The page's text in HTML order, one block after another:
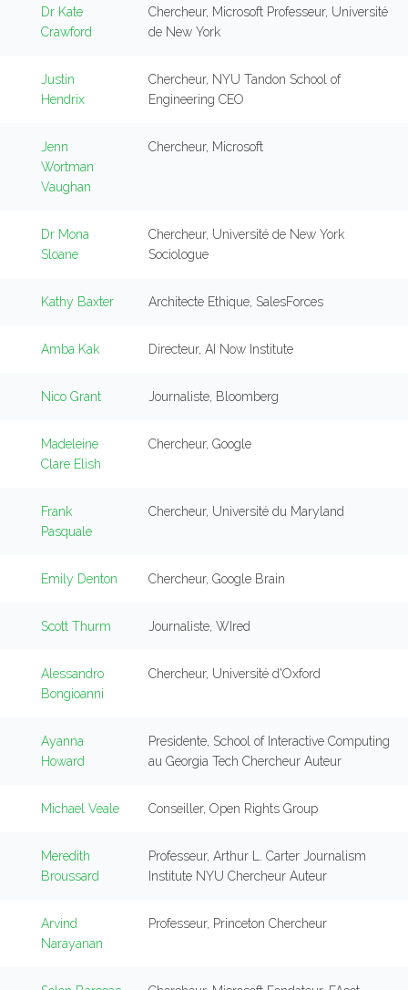
Dr Kate
Crawford
Chercheur, Microsoft Professeur, Université
de New York
Justin
Hendrix
Chercheur, NYU Tandon School of
Engineering CEO
Jenn
Wortman
Vaughan
Chercheur, Microsoft
Dr Mona
Sloane
Chercheur, Université de New York
Sociologue
Kathy Baxter Architecte Ethique, SalesForces
Amba Kak Directeur, AI Now Institute
Nico Grant Journaliste, Bloomberg
Madeleine
Clare Elish
Chercheur, Google
Frank
Pasquale
Chercheur, Université du Maryland
Emily Denton Chercheur, Google Brain
Scott Thurm Journaliste, WIred
Alessandro
Bongioanni
Chercheur, Université d'Oxford
Ayanna
Howard
Presidente, School of Interactive Computing
au Georgia Tech Chercheur Auteur
Michael Veale Conseiller, Open Rights Group
Meredith
Broussard
Professeur, Arthur L. Carter Journalism
Institute NYU Chercheur Auteur
Arvind
Narayanan
Professeur, Princeton Chercheur